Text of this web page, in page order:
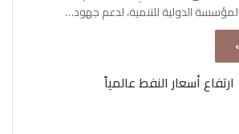
الدولية للتنمية، لدعم جهود…
ارتفاع أسعار النفط عالمياً